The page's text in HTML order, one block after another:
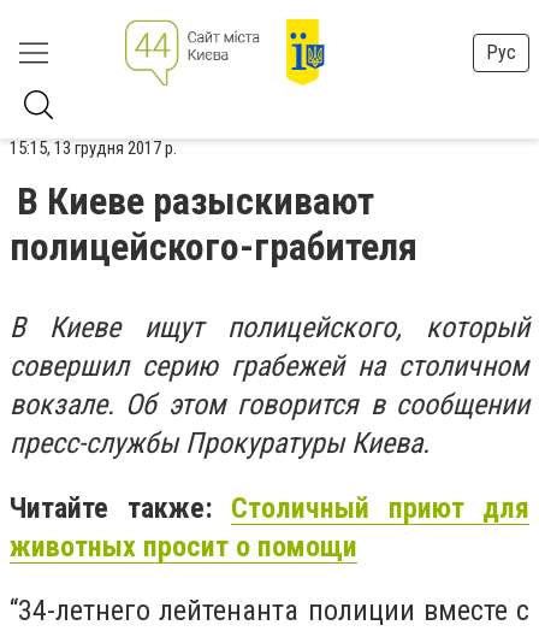
Рус
15:15, 13 грудня 2017 р.
В Киеве разыскивают
полицейского-грабителя
В Киеве ищут полицейского, который
совершил серию грабежей на столичном
вокзале. Об этом говорится в сообщении
пресс-службы Прокуратуры Киева.
Читайте также: Столичный приют для
животных просит о помощи
“34-летнего лейтенанта полиции вместе с